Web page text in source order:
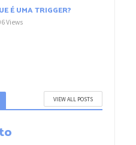
É UMA TRIGGER?
Views
VIEW ALL POSTS